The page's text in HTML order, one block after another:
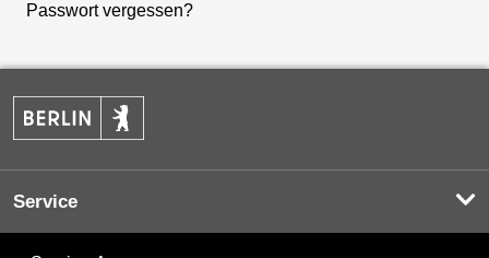
Passwort vergessen?
Service